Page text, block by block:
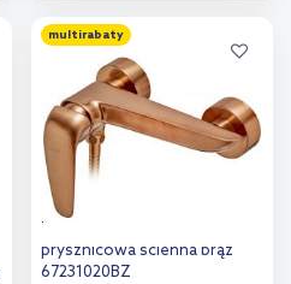
Dodaj do
porównania
multirabaty
Teka Itaca bateria
prysznicowa ścienna brąz
67231020BZ